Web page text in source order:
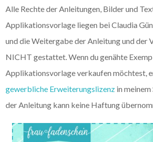
Alle Rechte der Anleitungen, Bilder und
Applikationsvorlage liegen bei Claudia
und die Weitergabe der Anleitung und der
NICHT gestattet. Wenn du genähte
Applikationsvorlage verkaufen möchtest,
gewerbliche Erweiterungslizenz in meinem
der Anleitung kann keine Haftung